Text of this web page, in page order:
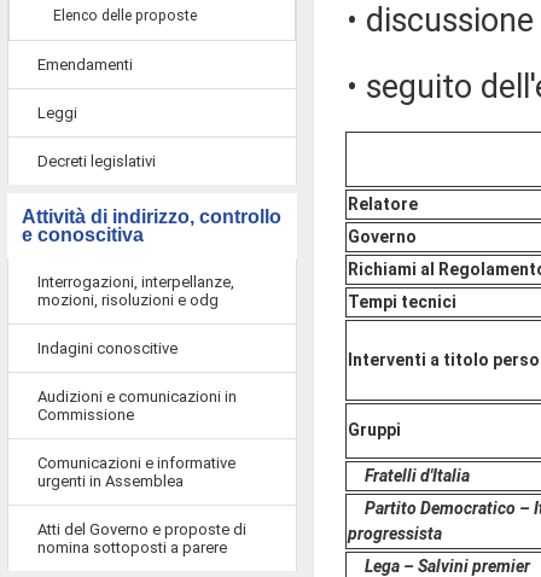
Elenco delle proposte
Emendamenti
Leggi
Decreti legislativi
Attività di indirizzo, controllo
e conoscitiva
Interrogazioni, interpellanze,
mozioni, risoluzioni e odg
Indagini conoscitive
Audizioni e comunicazioni in
Commissione
Comunicazioni e informative
urgenti in Assemblea
Atti del Governo e proposte di
nomina sottoposti a parere
•
• seguito
Relatore
Governo
Richiami al
Tempi tecnici
Interventi a titolo
Gruppi
Fratelli d'Italia
Partito Democratico –
progressista
Lega – Salvini premier